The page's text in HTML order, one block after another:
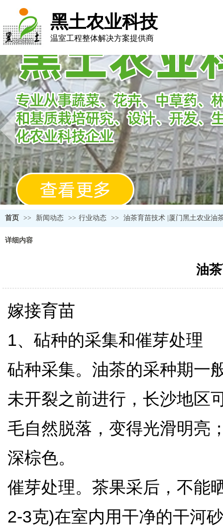
黑土农业科技
温室工程整体解决方案提供商
首页 >> 新闻动态 >> 行业动态 >> 油茶育苗技术 |厦门黑土农业油
详细内容
油
嫁接育苗
1、砧种的采集和催芽处理
砧种采集。油茶的采种期一
未开裂之前进行，长沙地区
毛自然脱落，变得光滑明亮
深棕色。
催芽处理。茶果采后，不能
2-3克)在室内用干净的干河